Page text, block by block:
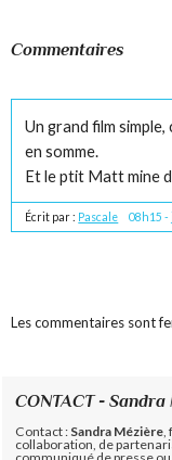
Commentaires
Un grand film
en somme.
Et le ptit Matt mine
Écrit par : Pascale 08h15 -
Les commentaires sont
CONTACT - Sandra
Contact : Sandra Mézière
collaboration, de